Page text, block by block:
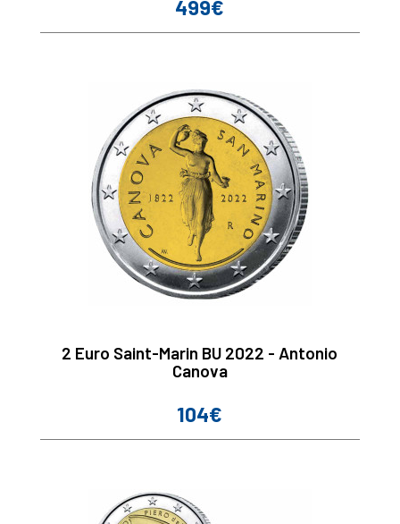
Prix
499€
2 Euro Saint-Marin BU 2022 - Antonio
Canova
Prix
104€